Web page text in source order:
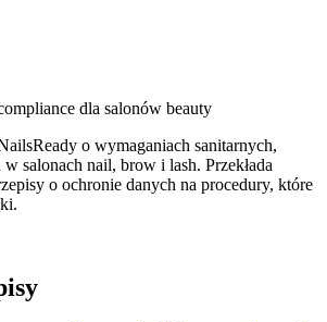
dla salonów beauty
o wymaganiach sanitarnych,
salonach nail, brow i lash. Przekłada
o ochronie danych na procedury, które